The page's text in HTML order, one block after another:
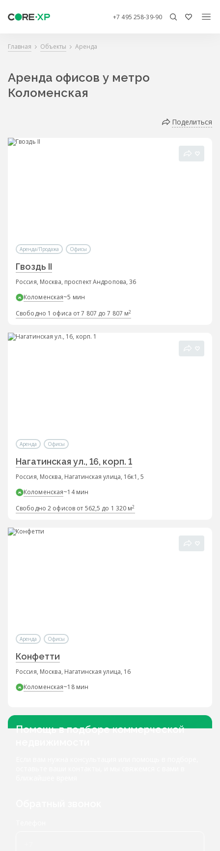
+7 495 258-39-90
Главная Объекты Аренда
Аренда офисов у метро
Коломенская
Поделиться
Аренда/Продажа Офисы
Гвоздь II
Россия, Москва, проспект Андропова, 36
Коломенская~5 мин
Свободно 1 офиса от 7 807 до 7 807 м2
Аренда Офисы
Нагатинская ул., 16, корп. 1
Россия, Москва, Нагатинская улица, 16к1, 5
Коломенская~14 мин
Свободно 2 офисов от 562,5 до 1 320 м2
Аренда Офисы
Конфетти
Россия, Москва, Нагатинская улица, 16
Коломенская~18 мин
Помощь в подборе коммерческой